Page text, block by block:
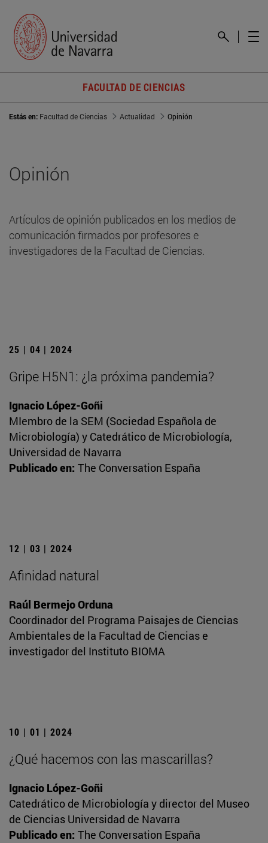
FACULTAD DE CIENCIAS
Estás en: Facultad de Ciencias Actualidad Opinión
Opinión
Artículos de opinión publicados en los medios de
comunicación firmados por profesores e
investigadores de la Facultad de Ciencias.
25 | 04 | 2024
Gripe H5N1: ¿la próxima pandemia?
Ignacio López-Goñi
MIembro de la SEM (Sociedad Española de
Microbiología) y Catedrático de Microbiología,
Universidad de Navarra
Publicado en: The Conversation España
12 | 03 | 2024
Afinidad natural
Raúl Bermejo Orduna
Coordinador del Programa Paisajes de Ciencias
Ambientales de la Facultad de Ciencias e
investigador del Instituto BIOMA
10 | 01 | 2024
¿Qué hacemos con las mascarillas?
Ignacio López-Goñi
Catedrático de Microbiología y director del Museo
de Ciencias Universidad de Navarra
Publicado en: The Conversation España